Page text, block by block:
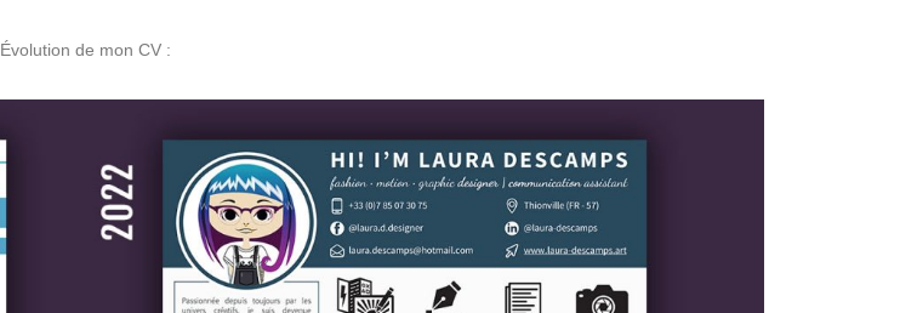
Évolution de mon CV :